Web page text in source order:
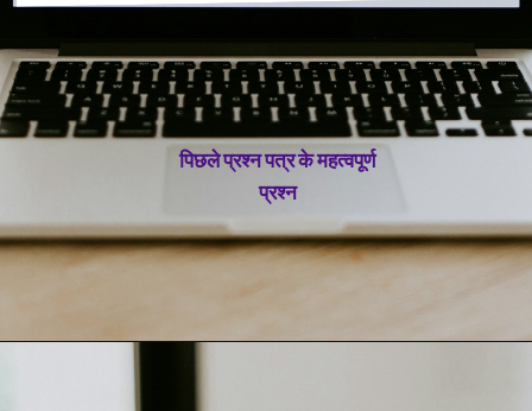
पिछले प्रश्न पत्र के महत्वपूर्ण
प्रश्न